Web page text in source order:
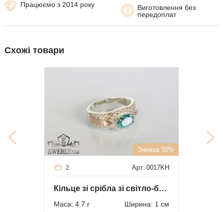
Виготовлення без
передоплат
Працюємо з 2014 року
Схожі товари
Знижка 50%
Арт. 0017KH
2
Кільце зі срібла зі світло-блакитним каменем
Маса: 4.7 г Ширина: 1 см